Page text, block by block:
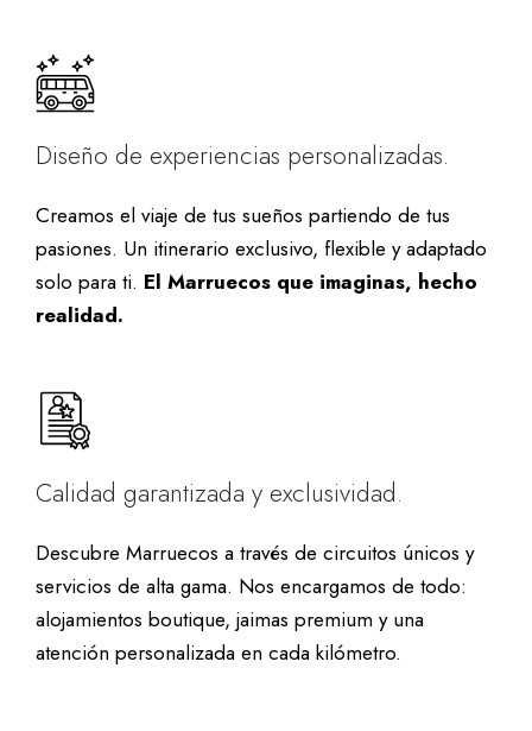
Diseño de experiencias personalizadas.
Creamos el viaje de tus sueños partiendo de tus
pasiones. Un itinerario exclusivo, flexible y adaptado
solo para ti. El Marruecos que imaginas, hecho
realidad.
Calidad garantizada y exclusividad.
Descubre Marruecos a través de circuitos únicos y
servicios de alta gama. Nos encargamos de todo:
alojamientos boutique, jaimas premium y una
atención personalizada en cada kilómetro.